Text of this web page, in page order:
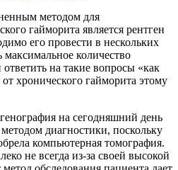
методом для
гайморита является рентген
его провести в нескольких
количество
на такие вопросы «как
хронического гайморита этому
на сегодняшний день
диагностики, поскольку
компьютерная томография.
не всегда из-за своей высокой